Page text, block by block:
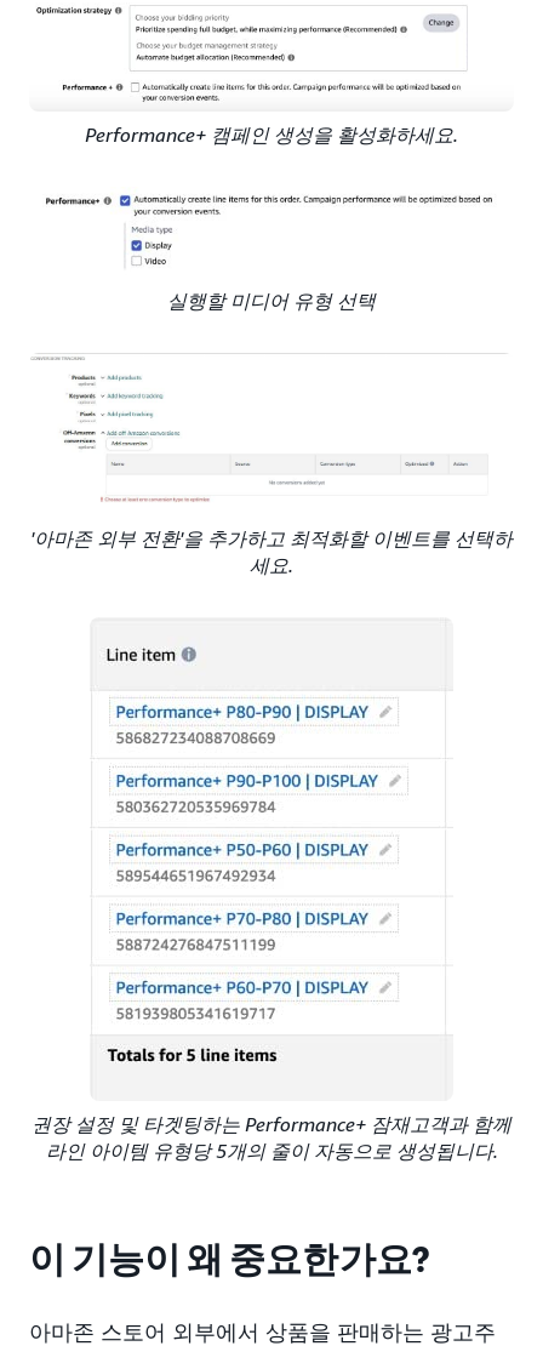
Performance+ 캠페인 생성을 활성화하세요.
실행할 미디어 유형 선택
'아마존 외부 전환'을 추가하고 최적화할 이벤트를 선택하
세요.
권장 설정 및 타겟팅하는 Performance+ 잠재고객과 함께
라인 아이템 유형당 5개의 줄이 자동으로 생성됩니다.
이 기능이 왜 중요한가요?
아마존 스토어 외부에서 상품을 판매하는 광고주